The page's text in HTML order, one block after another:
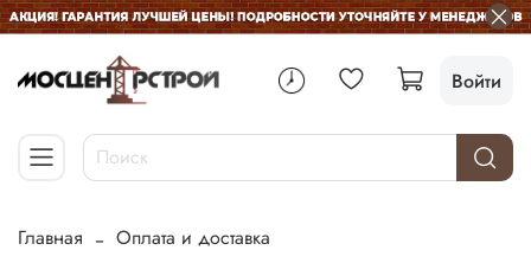
Войти
Главная Оплата и доставка